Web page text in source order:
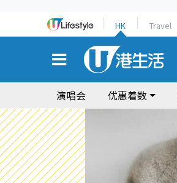
HK Travel
演唱会 优惠着数